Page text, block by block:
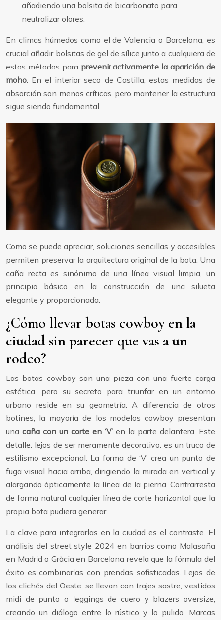
añadiendo una bolsita de bicarbonato para
neutralizar olores.
En climas húmedos como el de Valencia o Barcelona, es
crucial añadir bolsitas de gel de sílice junto a cualquiera de
estos métodos para prevenir activamente la aparición de
moho. En el interior seco de Castilla, estas medidas de
absorción son menos críticas, pero mantener la estructura
sigue siendo fundamental.
Como se puede apreciar, soluciones sencillas y accesibles
permiten preservar la arquitectura original de la bota. Una
caña recta es sinónimo de una línea visual limpia, un
principio básico en la construcción de una silueta
elegante y proporcionada.
¿Cómo llevar botas cowboy en la
ciudad sin parecer que vas a un
rodeo?
Las botas cowboy son una pieza con una fuerte carga
estética, pero su secreto para triunfar en un entorno
urbano reside en su geometría. A diferencia de otros
botines, la mayoría de los modelos cowboy presentan
una caña con un corte en ‘V’ en la parte delantera. Este
detalle, lejos de ser meramente decorativo, es un truco de
estilismo excepcional. La forma de ‘V’ crea un punto de
fuga visual hacia arriba, dirigiendo la mirada en vertical y
alargando ópticamente la línea de la pierna. Contrarresta
de forma natural cualquier línea de corte horizontal que la
propia bota pudiera generar.
La clave para integrarlas en la ciudad es el contraste. El
análisis del street style 2024 en barrios como Malasaña
en Madrid o Gràcia en Barcelona revela que la fórmula del
éxito es combinarlas con prendas sofisticadas. Lejos de
los clichés del Oeste, se llevan con trajes sastre, vestidos
midi de punto o leggings de cuero y blazers oversize,
creando un diálogo entre lo rústico y lo pulido. Marcas